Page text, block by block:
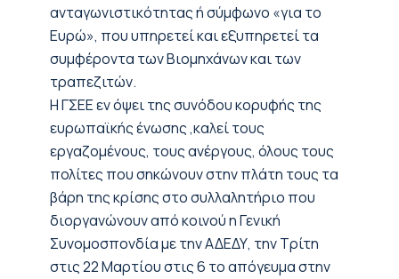
ανταγωνιστικότητας ή σύμφωνο «για το
Ευρώ», που υπηρετεί και εξυπηρετεί τα
συμφέροντα των Βιομηχάνων και των
τραπεζιτών.
Η ΓΣΕΕ εν όψει της συνόδου κορυφής της
ευρωπαϊκής ένωσης ,καλεί τους
εργαζομένους, τους ανέργους, όλους τους
πολίτες που σηκώνουν στην πλάτη τους τα
βάρη της κρίσης στο συλλαλητήριο που
διοργανώνουν από κοινού η Γενική
Συνομοσπονδία με την ΑΔΕΔΥ, την Τρίτη
στις 22 Μαρτίου στις 6 το απόγευμα στην